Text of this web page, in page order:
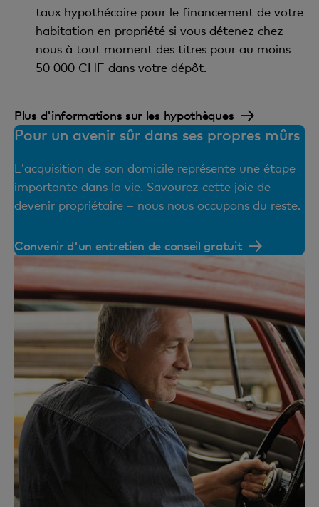
taux hypothécaire pour le financement de votre
habitation en propriété si vous détenez chez
nous à tout moment des titres pour au moins
50 000 CHF dans votre dépôt.
Plus d'informations sur les hypothèques
Pour un avenir sûr dans ses propres mûrs
L'acquisition de son domicile représente une étape
importante dans la vie. Savourez cette joie de
devenir propriétaire – nous nous occupons du reste.
Convenir d'un entretien de conseil gratuit